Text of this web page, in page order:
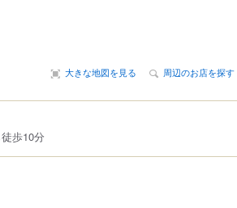
大きな地図を見る 周辺のお店を探す
歩10分